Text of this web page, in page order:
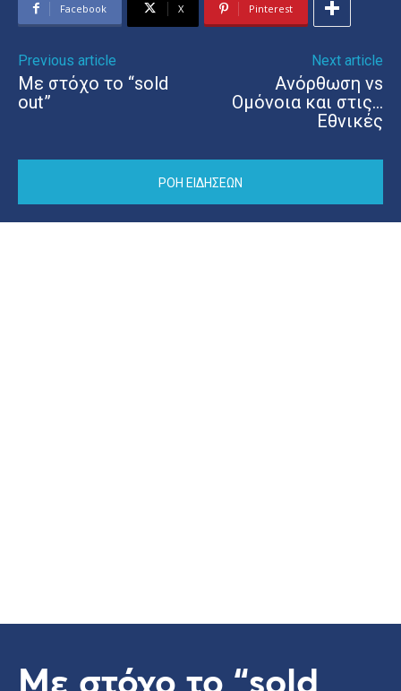
Facebook X Pinterest
Previous article
Με στόχο το “sold
out”
Next article
Ανόρθωση vs
Ομόνοια και στις…
Εθνικές
ΡΟΗ ΕΙΔΗΣΕΩΝ